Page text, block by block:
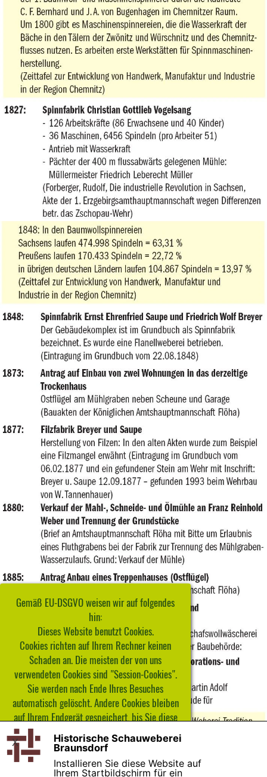
Gemäß EU-DSGVO weisen wir auf folgendes
hin:
Dieses Website benutzt Cookies.
Cookies richten auf Ihrem Rechner keinen
Schaden an. Die meisten der von uns
verwendeten Cookies sind "Session-Cookies".
Sie werden nach Ende Ihres Besuches
automatisch gelöscht. Andere Cookies bleiben
auf Ihrem Endgerät gespeichert, bis Sie diese
löschen.
Für weitere Informationen lesen Sie die
Richtlinien Ihres Browsers.
Historische Schauweberei
Braunsdorf
Installieren Sie diese Website auf
Ihrem Startbildschirm für ein
X